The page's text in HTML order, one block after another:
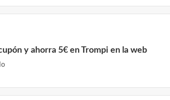
y ahorra 5€ en Trompi en la web